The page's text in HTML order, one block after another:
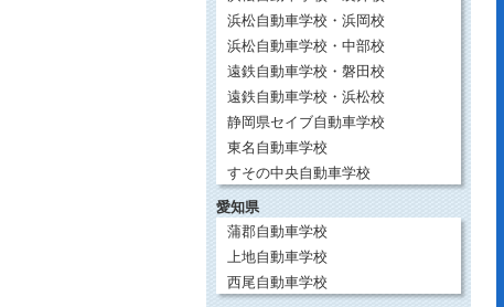
浜松自動車学校・浜岡校
浜松自動車学校・中部校
遠鉄自動車学校・磐田校
遠鉄自動車学校・浜松校
静岡県セイブ自動車学校
東名自動車学校
すその中央自動車学校
愛知県
蒲郡自動車学校
上地自動車学校
西尾自動車学校